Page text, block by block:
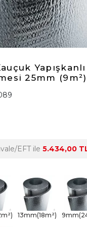
25mm (9m²)
EFT ile 5.434,00
13mm(18m²)